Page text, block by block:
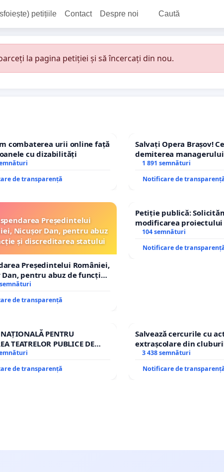
petițiile Contact Despre noi Caută
la pagina petiției și să încercați din nou.
combaterea urii online față
cu dizabilități
de transparență
Salvați Opera Brașov!
demiterea
Petrean Lucian-Marius!
1 891 semnături
Notificare de
Președintelui
Nicușor Dan, pentru abuz
și discreditarea statului
Președintelui României,
Dan, pentru abuz de funcție
statului
de transparență
Petiție publică:
modificarea proiectului
– Hanu Conachi) prin
traseului în afara
104 semnături
Notificare de
PENTRU
TEATRELOR PUBLICE DE
DIN ROMÂNIA
de transparență
Salvează cercurile cu
extrașcolare din
copiilor
3 438 semnături
Notificare de